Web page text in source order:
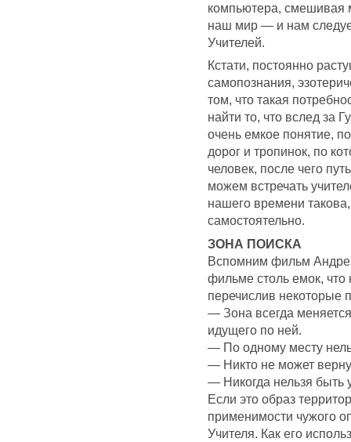
компьютера, смешивая
наш мир — и нам
Учителей.
Кстати, постоянно
самопознания,
том, что такая
найти то, что вслед за
очень емкое понятие,
дорог и тропинок, по
человек, после чего
можем встречать
нашего времени
самостоятельно.
ЗОНА ПОИСКА
Вспомним фильм
фильме столь емок, что
перечислив некоторые
— Зона всегда
идущего по ней.
— По одному месту
— Никто не может
— Никогда нельзя
Если это образ
применимости чужого
Учителя. Как его